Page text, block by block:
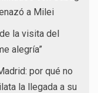
a Milei
la visita del
alegría”
por qué no
la llegada a su